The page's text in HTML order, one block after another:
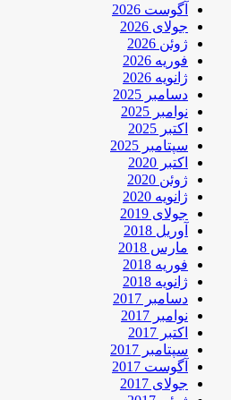
آگوست 2026
جولای 2026
ژوئن 2026
فوریه 2026
ژانویه 2026
دسامبر 2025
نوامبر 2025
اکتبر 2025
سپتامبر 2025
اکتبر 2020
ژوئن 2020
ژانویه 2020
جولای 2019
آوریل 2018
مارس 2018
فوریه 2018
ژانویه 2018
دسامبر 2017
نوامبر 2017
اکتبر 2017
سپتامبر 2017
آگوست 2017
جولای 2017